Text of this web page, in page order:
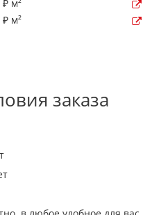
₽ м²
₽ м²
заказа